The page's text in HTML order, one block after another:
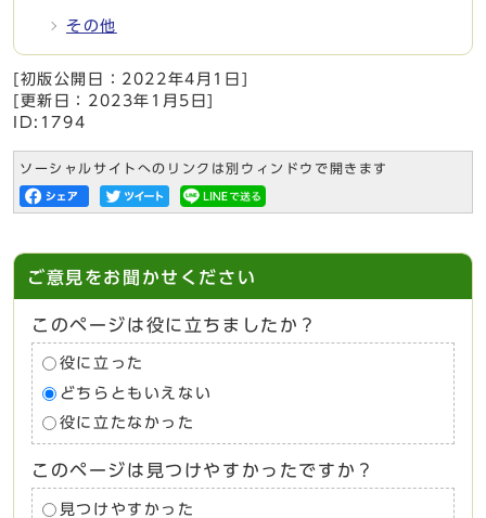
その他
[初版公開日： 2022年4月1日
[更新日： 2023年1月5日
ID:1794
ソーシャルサイトへのリンクは別ウィンドウで開きます
ご意見をお聞かせください
このページは役に立ちましたか？
役に立った
どちらともいえない
役に立たなかった
このページは見つけやすかったですか？
見つけやすかった